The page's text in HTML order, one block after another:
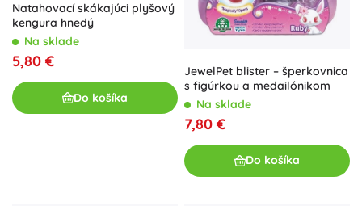
Natahovací skákajúci plyšový
kengura hnedý
Na sklade
5,80 €
Do košíka
JewelPet blister – šperkovnica
s figúrkou a medailónikom
Na sklade
7,80 €
Do košíka